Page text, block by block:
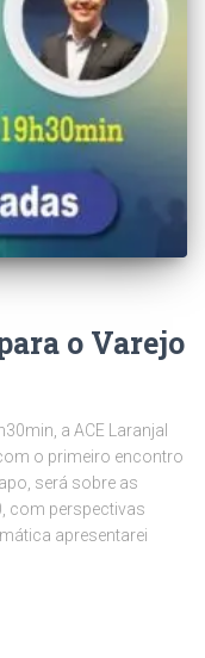
o Varejo
a ACE Laranjal
o primeiro encontro
será sobre as
com perspectivas
apresentarei